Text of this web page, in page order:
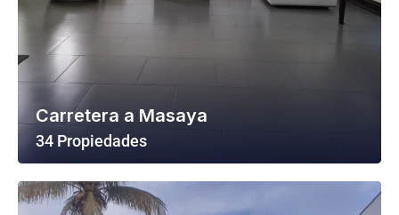
Carretera a Masaya
34 Propiedades
Ver Todas Las Propiedades